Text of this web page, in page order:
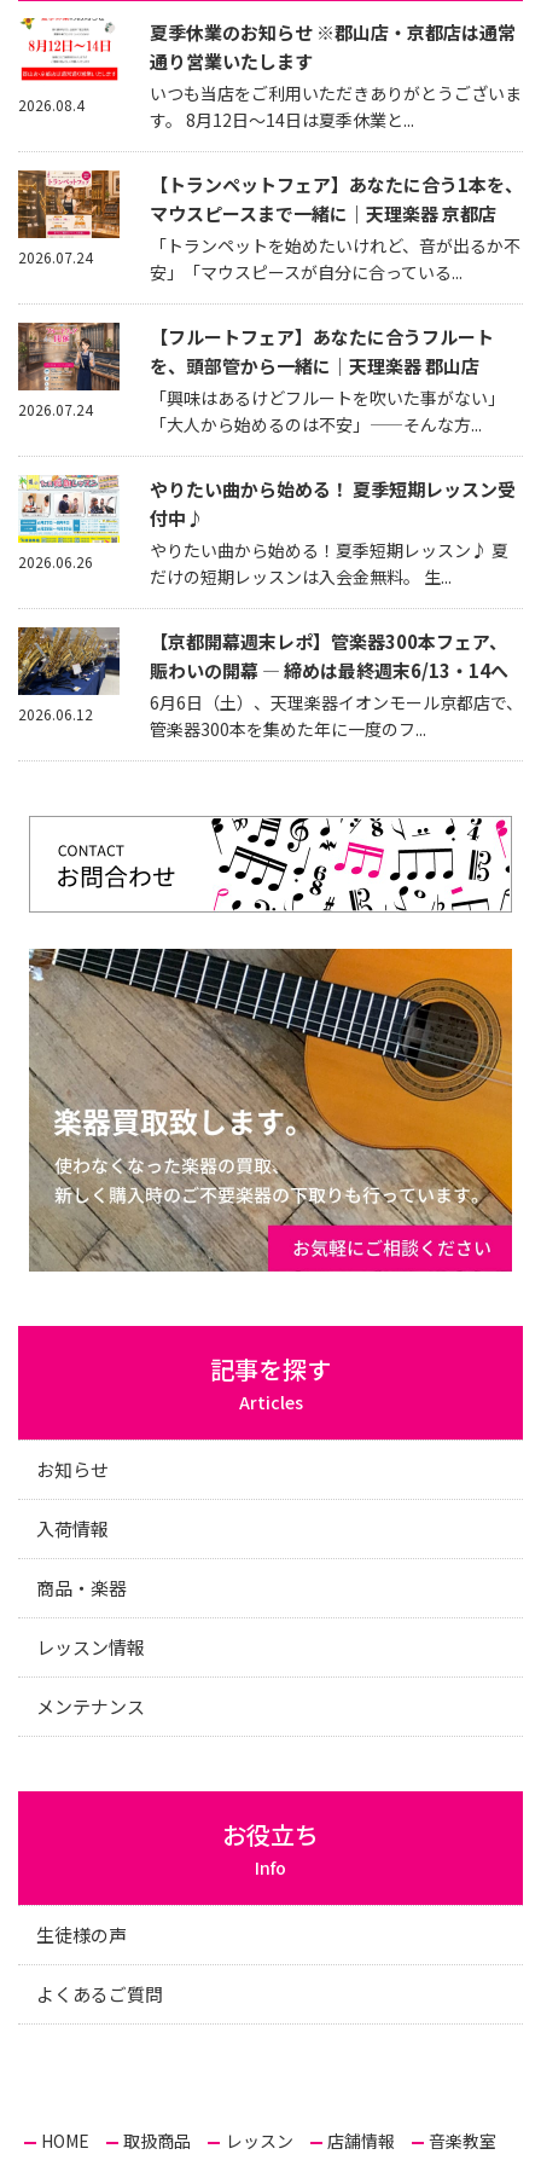
夏季休業のお知らせ ※郡山店・京都店は通常
通り営業いたします
いつも当店をご利用いただきありがとうございま
す。 8月12日～14日は夏季休業と...
2026.08.4
【トランペットフェア】あなたに合う1本を、
マウスピースまで一緒に｜天理楽器 京都店
「トランペットを始めたいけれど、音が出るか不
安」「マウスピースが自分に合っている...
2026.07.24
【フルートフェア】あなたに合うフルート
を、頭部管から一緒に｜天理楽器 郡山店
「興味はあるけどフルートを吹いた事がない」
「大人から始めるのは不安」——そんな方...
2026.07.24
やりたい曲から始める！ 夏季短期レッスン受
付中♪
やりたい曲から始める！夏季短期レッスン♪ 夏
だけの短期レッスンは入会金無料。 生...
2026.06.26
【京都開幕週末レポ】管楽器300本フェア、
賑わいの開幕 — 締めは最終週末6/13・14へ
6月6日（土）、天理楽器イオンモール京都店で、
管楽器300本を集めた年に一度のフ...
2026.06.12
記事を探す
Articles
お知らせ
入荷情報
商品・楽器
レッスン情報
メンテナンス
お役立ち
Info
生徒様の声
よくあるご質問
HOME 取扱商品 レッスン 店舗情報
音楽教室